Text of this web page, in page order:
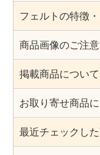
フェルトの特徴
商品画像のご注
掲載商品について
お取り寄せ商品
最近チェックし